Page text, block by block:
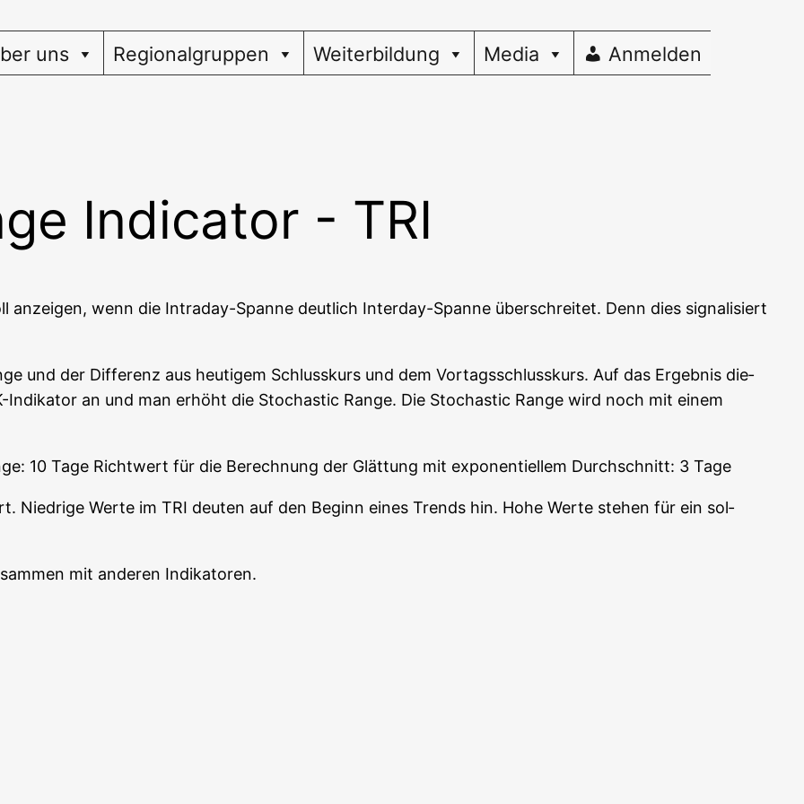
uns Regionalgruppen Weiterbildung Media Anmelden
Indicator - TRI
anzei­gen, wenn die Intra­day-Span­ne deut­lich Inter­day-Span­ne über­schrei­tet. Denn dies signa­li­siert
und der Dif­fe­renz aus heu­ti­gem Schluss­kurs und dem Vor­tags­schluss­kurs. Auf das Ergeb­nis die­
an und man erhöht die Sto­cha­stic Ran­ge. Die Sto­cha­stic Ran­ge wird noch mit einem
10 Tage Richt­wert für die Berech­nung der Glät­tung mit expo­nen­ti­el­lem Durch­schnitt: 3 Tage
Nied­ri­ge Wer­te im TRI deu­ten auf den Beginn eines Trends hin. Hohe Wer­te ste­hen für ein sol­
mit ande­ren Indikatoren.